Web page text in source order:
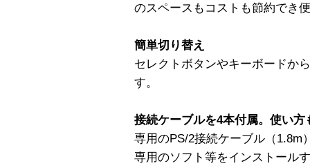
のスペースもコストも節約でき
簡単切り替え
セレクトボタンやキーボードか
す。
接続ケーブルを4本付属。使い方
専用のPS/2接続ケーブル（1.8m
専用のソフト等をインストール